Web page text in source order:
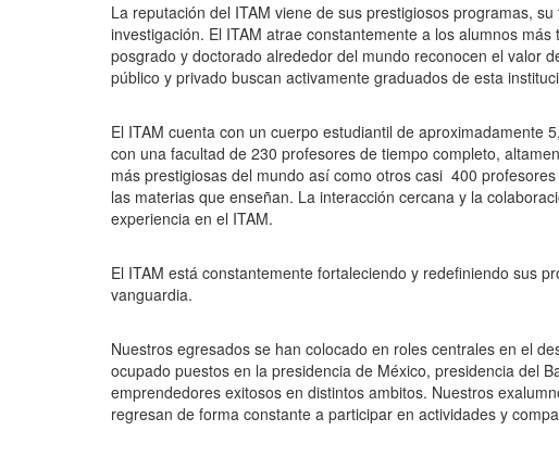
La reputación del ITAM viene de sus prestigiosos programas,
investigación. El ITAM atrae constantemente a los alumnos
posgrado y doctorado alrededor del mundo reconocen el valor
público y privado buscan activamente graduados de esta
El ITAM cuenta con un cuerpo estudiantil de aproximadamente
con una facultad de 230 profesores de tiempo completo,
más prestigiosas del mundo así como otros casi 400
las materias que enseñan. La interacción cercana y la
experiencia en el ITAM.
El ITAM está constantemente fortaleciendo y redefiniendo sus
vanguardia.
Nuestros egresados se han colocado en roles centrales en el
ocupado puestos en la presidencia de México, presidencia del
emprendedores exitosos en distintos ambitos. Nuestros
regresan de forma constante a participar en actividades y